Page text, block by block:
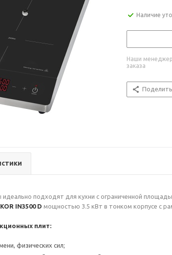
Наличие
Наши
заказа
подходят для кухни с ограниченной
IN3500 D мощностью 3.5 кВт в тонком корпусе с
плит:
физических сил;